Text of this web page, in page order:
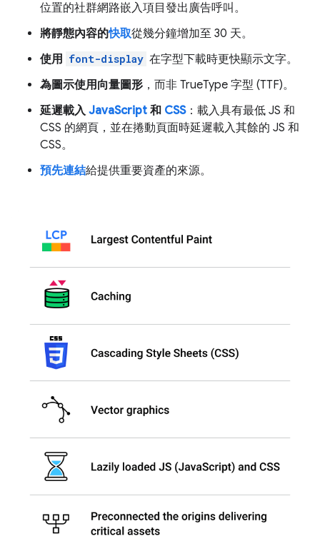
位置的社群網路嵌入項目發出廣告呼叫。
將靜態內容的快取從幾分鐘增加至 30 天。
使用 font-display 在字型下載時更快顯示文字。
為圖示使用向量圖形 ，而非 TrueType 字型 (TTF)。
延遲載入JavaScript 和 CSS：載入具有最低 JS 和
CSS 的網頁，並在捲動頁面時延遲載入其餘的 JS 和
CSS。
預先連結給提供重要資產的來源。